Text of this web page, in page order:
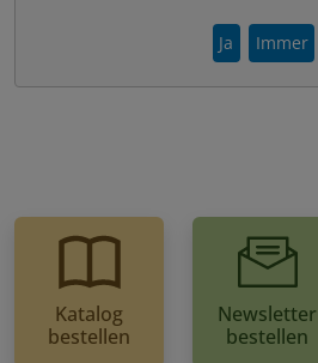
Ja Immer
Katalog
bestellen
Newsletter
bestellen